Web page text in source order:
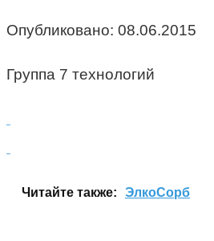
Опубликовано: 08.06.2015
Группа 7 технологий
Читайте также: ЭлкоСорб